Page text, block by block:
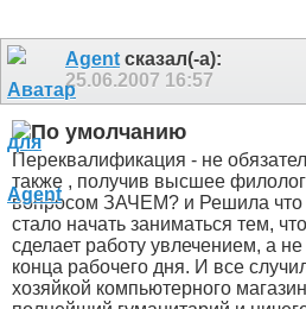
Agent сказал(-а):
25.06.2007 16:57
Переквалификация - не
также , получив высшее
вопросом ЗАЧЕМ? и Решила что
стало начать заниматься тем,
сделает работу увлечением, а
конца рабочего дня. И все
хозяйкой компьютерного